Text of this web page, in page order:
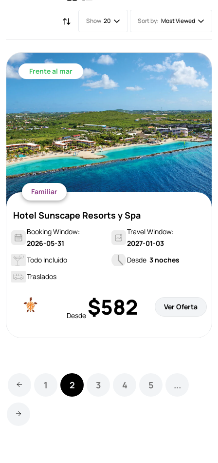
Show 20 Sort by: Most Viewed
Frente al mar
Familiar
Hotel Sunscape Resorts y Spa
Booking Window:
2026-05-31
Travel Window:
2027-01-03
Todo Incluido
Desde 3 noches
Traslados
Desde $582 Ver Oferta
1 2 3 4 5 ...